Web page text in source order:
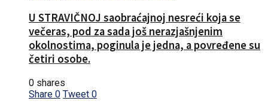
U STRAVIČNOJ saobraćajnoj nesreći koja se
večeras, pod za sada još nerazjašnjenim
okolnostima, poginula je jedna, a povređene su
četiri osobe.
0 shares
Share 0 Tweet 0